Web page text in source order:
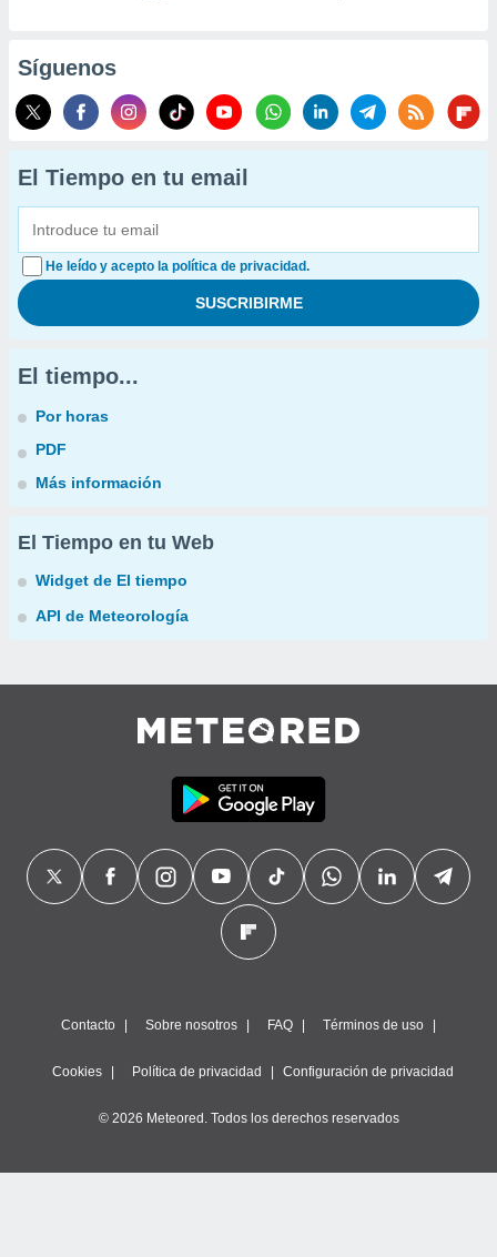
Síguenos
El Tiempo en tu email
He leído y acepto la política de privacidad.
El tiempo...
Por horas
PDF
Más información
El Tiempo en tu Web
Widget de El tiempo
API de Meteorología
Contacto Sobre nosotros FAQ Términos de uso
Cookies Política de privacidad Configuración de privacidad
© 2026 Meteored. Todos los derechos reservados